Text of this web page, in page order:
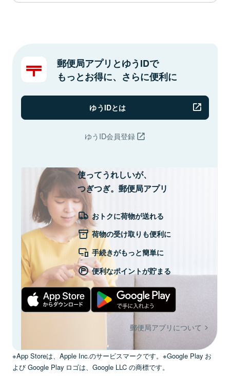
郵便局アプリとゆうIDで
もっとお得に、さらに便利に
ゆうIDとは
ゆうID会員登録
使ってうれしいが、
つぎつぎ。郵便局アプリ
おトクに荷物が送れる
荷物の受け取りも便利に
手続きがもっと簡単に
便利なポイントが貯まる
郵便局アプリについて
※App Storeは、Apple Inc.のサービスマークです。※Google Play お
よび Google Play ロゴは、Google LLC の商標です。